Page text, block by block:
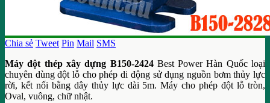
Chia sẻ Tweet Pin Mail SMS
Máy đột thép xây dựng B150-2424Best Power Hàn Quốc loại
chuyên dùng đột lỗ cho phép di động sử dụng nguồn bơm thủy lực
rời, kết nối bằng dây thủy lực dài 5m. Máy cho phép đột lỗ tròn,
Oval, vuông, chữ nhật.